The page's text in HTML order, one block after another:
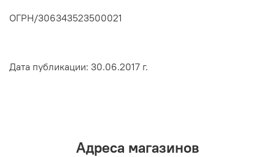
ОГРН/306343523500021
Дата публикации: 30.06.2017 г.
Адреса магазинов